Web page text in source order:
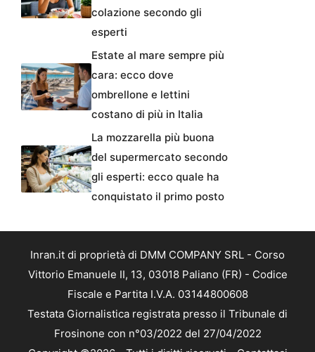
colazione secondo gli
esperti
Estate al mare sempre più
cara: ecco dove
ombrellone e lettini
costano di più in Italia
La mozzarella più buona
del supermercato secondo
gli esperti: ecco quale ha
conquistato il primo posto
Inran.it di proprietà di DMM COMPANY SRL - Corso
Vittorio Emanuele II, 13, 03018 Paliano (FR) - Codice
Fiscale e Partita I.V.A. 03144800608
Testata Giornalistica registrata presso il Tribunale di
Frosinone con n°03/2022 del 27/04/2022